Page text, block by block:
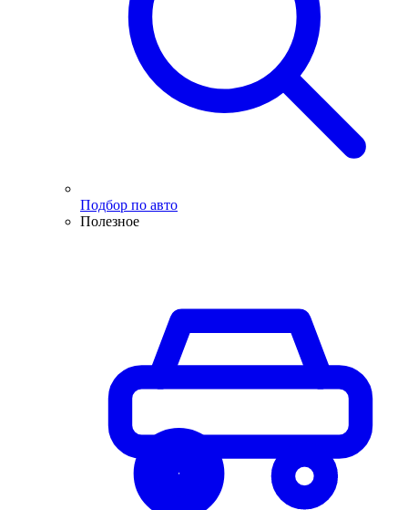
Подбор по авто
Полезное